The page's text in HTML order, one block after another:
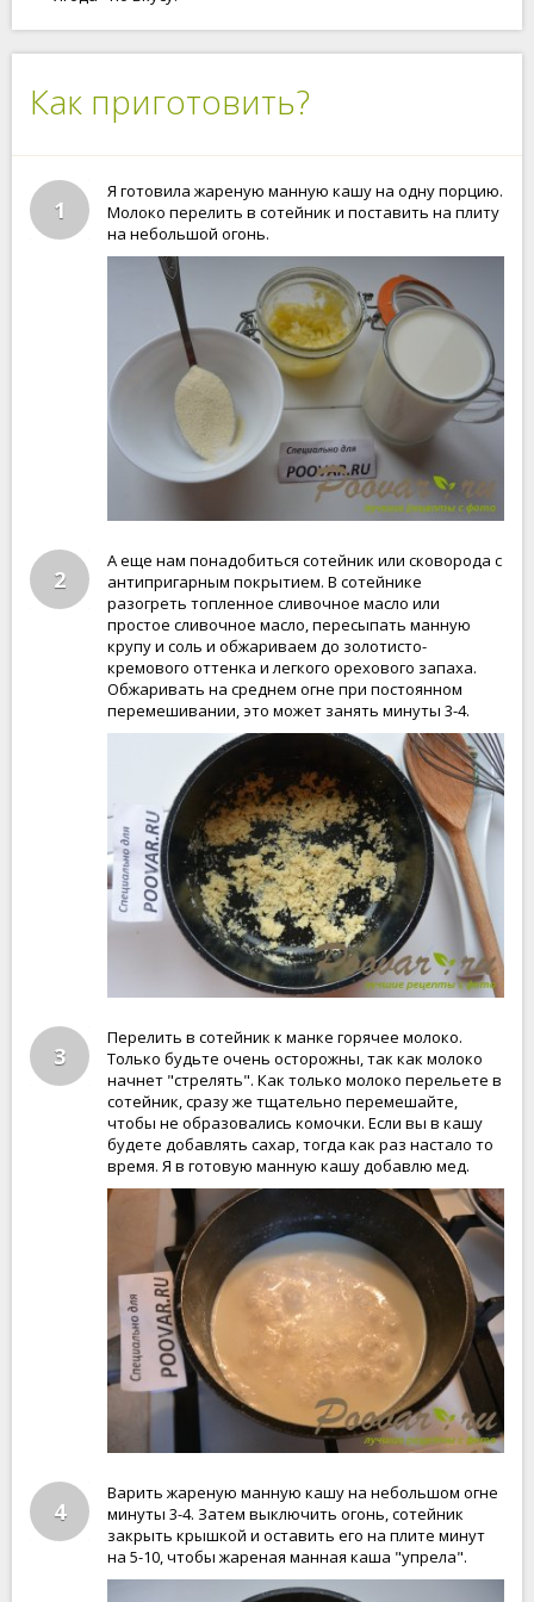
Как приготовить?
1
Я готовила жареную манную кашу на одну порцию.
Молоко перелить в сотейник и поставить на плиту
на небольшой огонь.
2
А еще нам понадобиться сотейник или сковорода с
антипригарным покрытием. В сотейнике
разогреть топленное сливочное масло или
простое сливочное масло, пересыпать манную
крупу и соль и обжариваем до золотисто-
кремового оттенка и легкого орехового запаха.
Обжаривать на среднем огне при постоянном
перемешивании, это может занять минуты 3-4.
3
Перелить в сотейник к манке горячее молоко.
Только будьте очень осторожны, так как молоко
начнет "стрелять". Как только молоко перельете в
сотейник, сразу же тщательно перемешайте,
чтобы не образовались комочки. Если вы в кашу
будете добавлять сахар, тогда как раз настало то
время. Я в готовую манную кашу добавлю мед.
4
Варить жареную манную кашу на небольшом огне
минуты 3-4. Затем выключить огонь, сотейник
закрыть крышкой и оставить его на плите минут
на 5-10, чтобы жареная манная каша "упрела".